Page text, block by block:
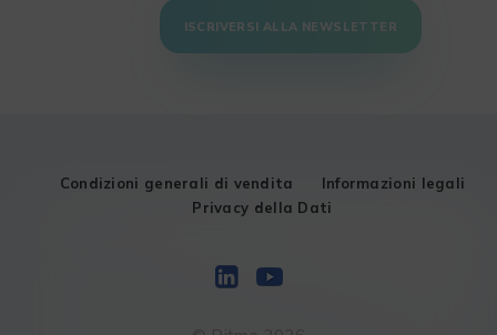
ISCRIVERSI ALLA NEWSLETTER
Condizioni generali di vendita
Informazioni legali
Privacy della Dati